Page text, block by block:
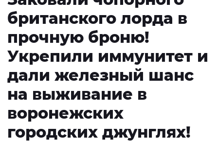
британского лорда в
прочную броню!
Укрепили иммунитет и
дали железный шанс
на выживание в
воронежских
городских джунглях!